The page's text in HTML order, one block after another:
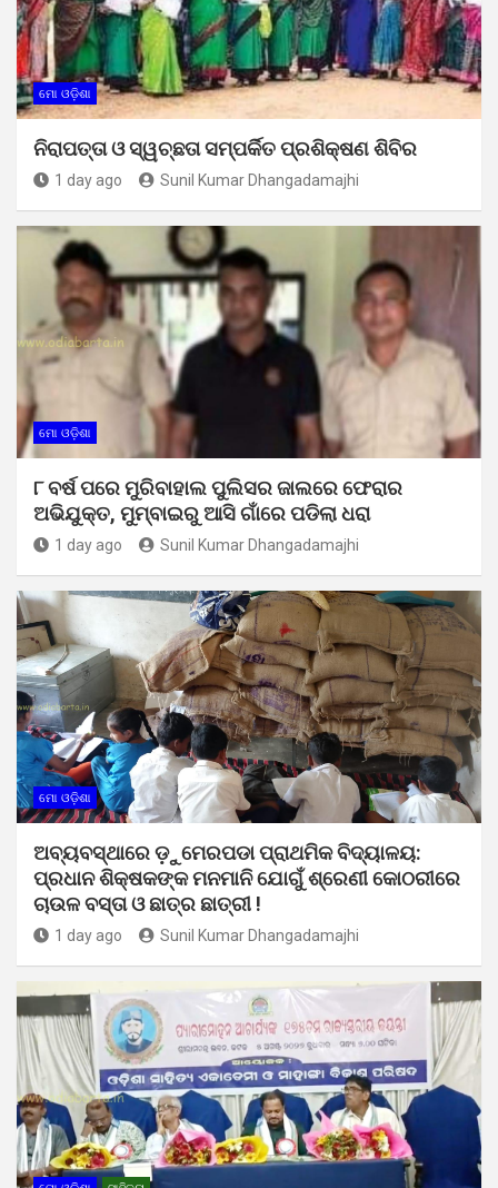
ମୋ ଓଡ଼ିଶା
ନିରାପତ୍ତା ଓ ସ୍ୱଚ୍ଛତା ସମ୍ପର୍କିତ ପ୍ରଶିକ୍ଷଣ ଶିବିର
1 day ago Sunil Kumar Dhangadamajhi
ମୋ ଓଡ଼ିଶା
୮ ବର୍ଷ ପରେ ମୁରିବାହାଲ ପୁଲିସର ଜାଲରେ ଫେରାର
ଅଭିଯୁକ୍ତ, ମୁମ୍ବାଇରୁ ଆସି ଗାଁରେ ପଡିଲା ଧରା
1 day ago Sunil Kumar Dhangadamajhi
ମୋ ଓଡ଼ିଶା
ଅବ୍ୟବସ୍ଥାରେ ଡ଼ୁମେରପଡା ପ୍ରାଥମିକ ବିଦ୍ୟାଳୟ:
ପ୍ରଧାନ ଶିକ୍ଷକଙ୍କ ମନମାନି ଯୋଗୁଁ ଶ୍ରେଣୀ କୋଠରୀରେ
ଚାଉଳ ବସ୍ତା ଓ ଛାତ୍ର ଛାତ୍ରୀ !
1 day ago Sunil Kumar Dhangadamajhi